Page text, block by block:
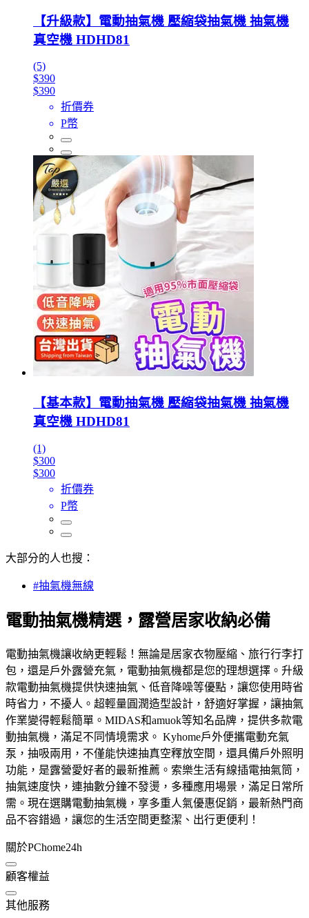
【升級款】電動抽氣機 壓縮袋抽氣機 抽氣機
真空機 HDHD81
(5)
$390
$390
折價券
P幣
【基本款】電動抽氣機 壓縮袋抽氣機 抽氣機
真空機 HDHD81
(1)
$300
$300
折價券
P幣
大部分的人也搜：
#抽氣機無線
電動抽氣機精選，露營居家收納必備
電動抽氣機讓收納更輕鬆！無論是居家衣物壓縮、旅行行李打
包，還是戶外露營充氣，電動抽氣機都是您的理想選擇。升級
款電動抽氣機提供快速抽氣、低音降噪等優點，讓您使用時省
時省力，不擾人。超輕量圓潤造型設計，舒適好掌握，讓抽氣
作業變得輕鬆簡單。MIDAS和amuok等知名品牌，提供多款電
動抽氣機，滿足不同情境需求。 Kyhome戶外便攜電動充氣
泵，抽吸兩用，不僅能快速抽真空釋放空間，還具備戶外照明
功能，是露營愛好者的最新推薦。索樂生活有線插電抽氣筒，
抽氣速度快，連抽數分鐘不發燙，多種應用場景，滿足日常所
需。現在選購電動抽氣機，享多重人氣優惠促銷，最新熱門商
品不容錯過，讓您的生活空間更整潔、出行更便利！
關於PChome24h
顧客權益
其他服務